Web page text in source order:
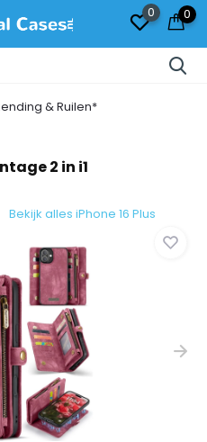
0 0
& Ruilen*
2 in i1
Bekijk alles iPhone 16 Plus